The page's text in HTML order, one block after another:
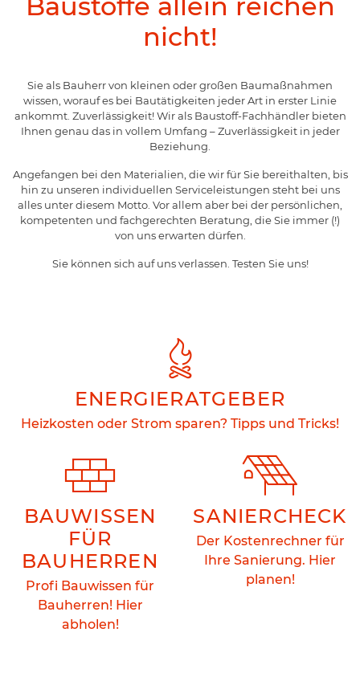
nicht!
Sie als Bauherr von kleinen oder großen Baumaßnahmen
wissen, worauf es bei Bautätigkeiten jeder Art in erster Linie
ankommt. Zuverlässigkeit! Wir als Baustoff-Fachhändler bieten
Ihnen genau das in vollem Umfang – Zuverlässigkeit in jeder
Beziehung.
Angefangen bei den Materialien, die wir für Sie bereithalten, bis
hin zu unseren individuellen Serviceleistungen steht bei uns
alles unter diesem Motto. Vor allem aber bei der persönlichen,
kompetenten und fachgerechten Beratung, die Sie immer (!)
von uns erwarten dürfen.
Sie können sich auf uns verlassen. Testen Sie uns!
ENERGIERATGEBER
Heizkosten oder Strom sparen? Tipps und Tricks!
BAUWISSEN
FÜR
BAUHERREN
Profi Bauwissen für
Bauherren! Hier
abholen!
SANIERCHECK
Der Kostenrechner für
Ihre Sanierung. Hier
planen!